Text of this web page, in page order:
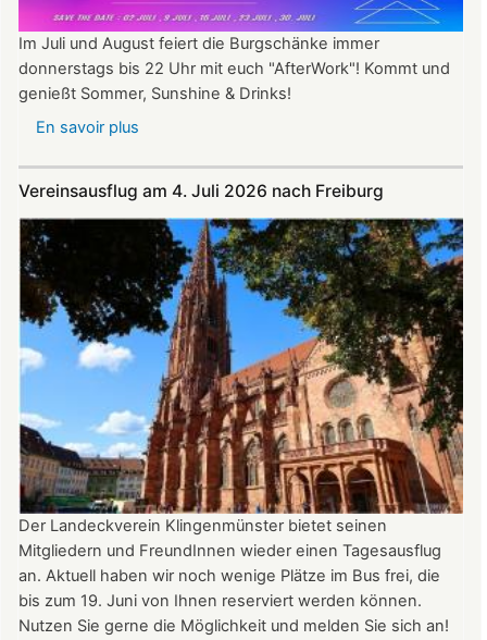
Im Juli und August feiert die Burgschänke immer
donnerstags bis 22 Uhr mit euch "AfterWork"! Kommt und
genießt Sommer, Sunshine & Drinks!
En savoir plus
und
August
auf
der
Burg:
After
Work
donnerstags
bis
22:00
Uhr
Vereinsausflug am 4. Juli 2026 nach Freiburg
Der Landeckverein Klingenmünster bietet seinen
Mitgliedern und FreundInnen wieder einen Tagesausflug
an. Aktuell haben wir noch wenige Plätze im Bus frei, die
bis zum 19. Juni von Ihnen reserviert werden können.
Nutzen Sie gerne die Möglichkeit und melden Sie sich an!